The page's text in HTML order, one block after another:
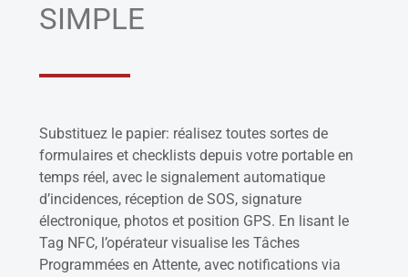
SIMPLE
Substituez le papier: réalisez toutes sortes de
formulaires et checklists depuis votre portable en
temps réel, avec le signalement automatique
d’incidences, réception de SOS, signature
électronique, photos et position GPS. En lisant le
Tag NFC, l’opérateur visualise les Tâches
Programmées en Attente, avec notifications via